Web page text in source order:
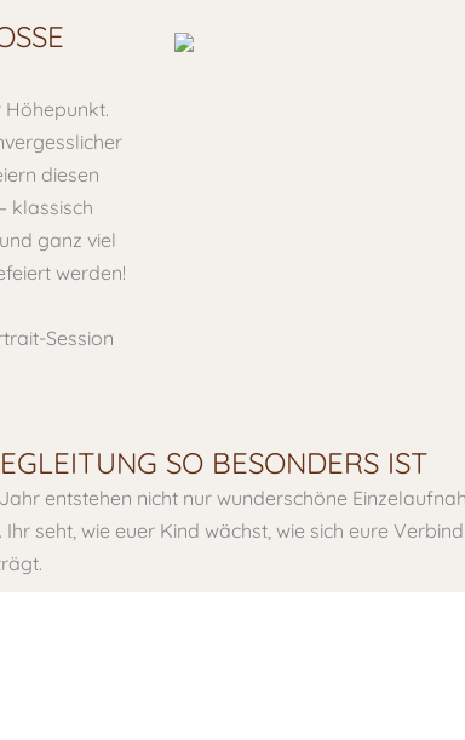
M
diesen
klassisch
ganz viel
werden!
Session
SO BESONDERS IST
entstehen nicht nur wunderschöne
seht, wie euer Kind wächst, wie sich eure